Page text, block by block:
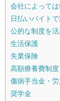
会社によって
日払いバイト
公的な制度を活
生活保護
失業保険
高額療養費制
傷病手当金・労
奨学金